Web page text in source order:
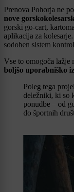
Prenova Pohorja ne
nove
gorski go-cart,
aplikacija za
sodoben sistem
Vse to omogoča lažje
boljšo uporabniško
Poleg tega
deležniki, ki so
ponudbe – od
do športnih